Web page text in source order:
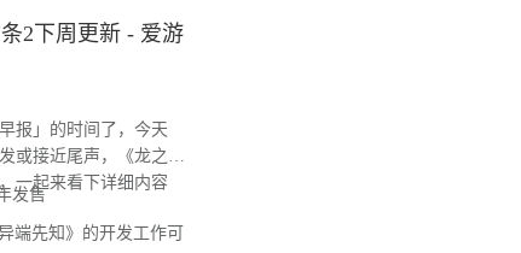
2下周更新 - 爱游
报」的时间了，今天
或接近尾声，《龙之信
一起来看下详细内容
发售
先知》的开发工作可